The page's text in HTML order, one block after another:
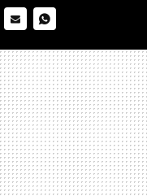
MAIL